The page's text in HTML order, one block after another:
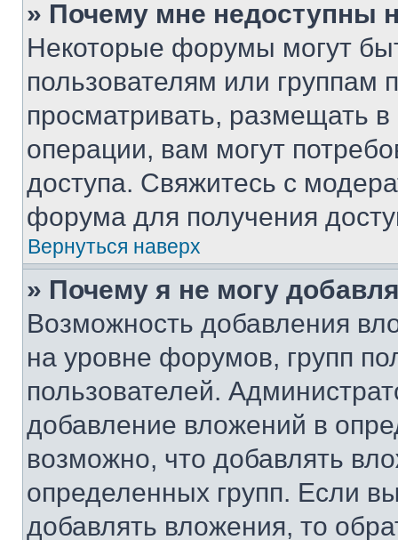
» Почему мне недоступны
Некоторые форумы могут
пользователям или группам
просматривать, размещать
операции, вам могут
доступа. Свяжитесь с
форума для получения
Вернуться наверх
» Почему я не могу
Возможность добавления
на уровне форумов, групп
пользователей.
добавление вложений в
возможно, что добавлять
определенных групп. Если
добавлять вложения, то